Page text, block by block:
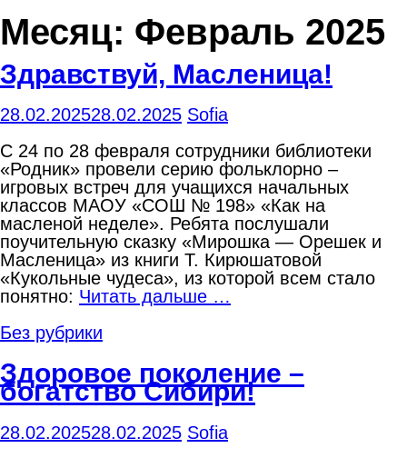
Месяц: Февраль 2025
Здравствуй, Масленица!
28.02.202528.02.2025 Sofia
С 24 по 28 февраля сотрудники библиотеки
«Родник» провели серию фольклорно –
игровых встреч для учащихся начальных
классов МАОУ «СОШ № 198» «Как на
масленой неделе». Ребята послушали
поучительную сказку «Мирошка — Орешек и
Масленица» из книги Т. Кирюшатовой
«Кукольные чудеса», из которой всем стало
понятно: Читать дальше …
Без рубрики
Здоровое поколение –
богатство Сибири!
28.02.202528.02.2025 Sofia